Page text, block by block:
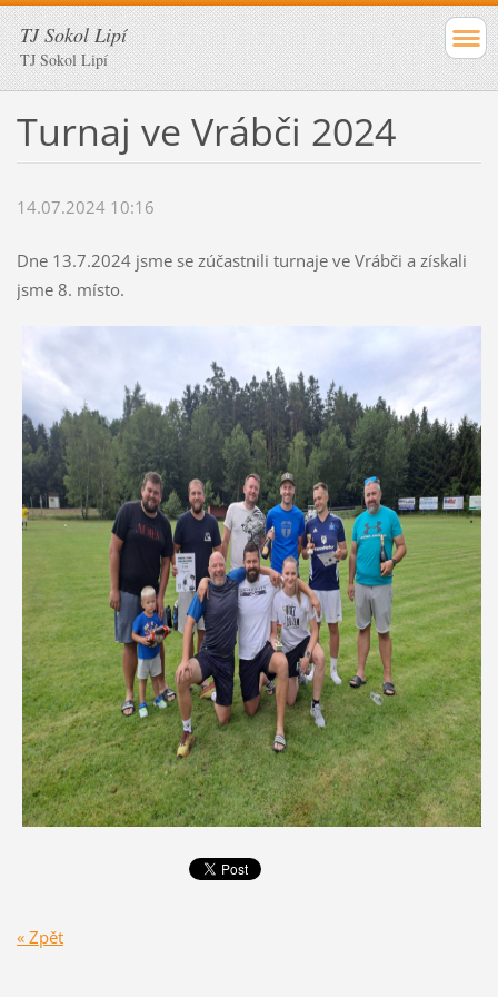
TJ Sokol Lipí
TJ Sokol Lipí
Turnaj ve Vrábči 2024
14.07.2024 10:16
Dne 13.7.2024 jsme se zúčastnili turnaje ve Vrábči a získali
jsme 8. místo.
« Zpět